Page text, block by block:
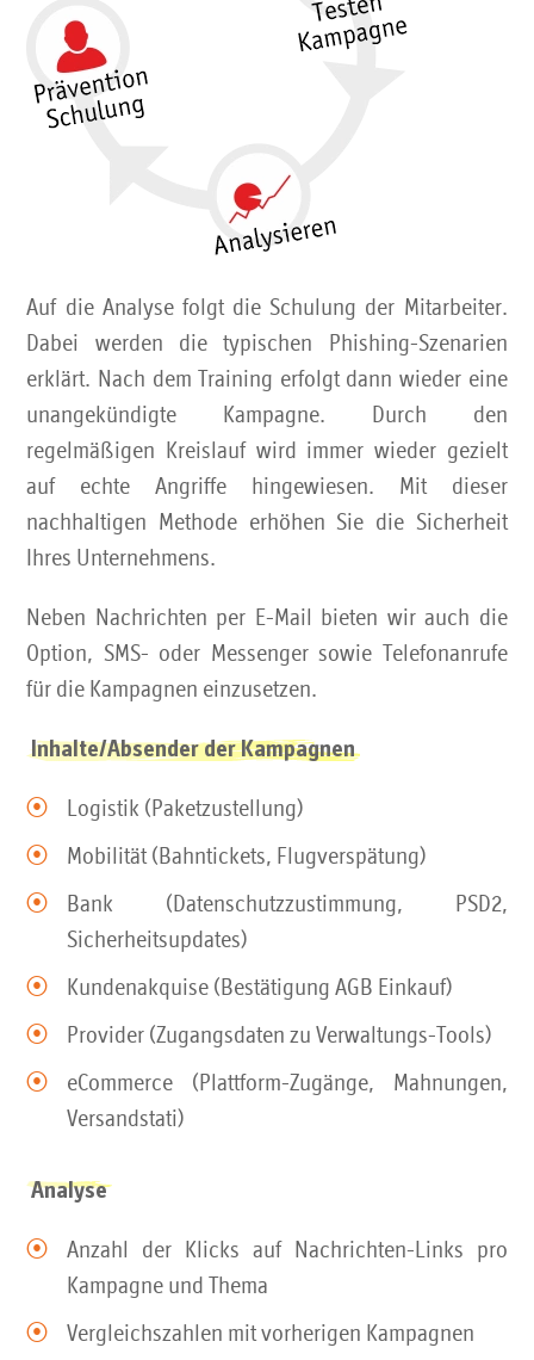
Auf die Analyse folgt die Schulung der Mitarbeiter.
Dabei werden die typischen Phishing-Szenarien
erklärt. Nach dem Training erfolgt dann wieder eine
unangekündigte Kampagne. Durch den
regelmäßigen Kreislauf wird immer wieder gezielt
auf echte Angriffe hingewiesen. Mit dieser
nachhaltigen Methode erhöhen Sie die Sicherheit
Ihres Unternehmens.
Neben Nachrichten per E-Mail bieten wir auch die
Option, SMS- oder Messenger sowie Telefonanrufe
für die Kampagnen einzusetzen.
Inhalte/Absender der Kampagnen
Logistik (Paketzustellung)
Mobilität (Bahntickets, Flugverspätung)
Bank (Datenschutzzustimmung, PSD2,
Sicherheitsupdates)
Kundenakquise (Bestätigung AGB Einkauf)
Provider (Zugangsdaten zu Verwaltungs-Tools)
eCommerce (Plattform-Zugänge, Mahnungen,
Versandstati)
Analyse
Anzahl der Klicks auf Nachrichten-Links pro
Kampagne und Thema
Vergleichszahlen mit vorherigen Kampagnen